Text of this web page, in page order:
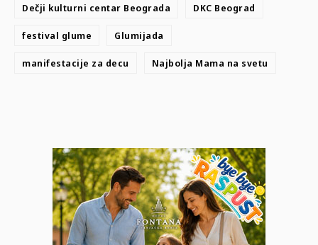
Dečji kulturni centar Beograda DKC Beograd
festival glume Glumijada
manifestacije za decu Najbolja Mama na svetu